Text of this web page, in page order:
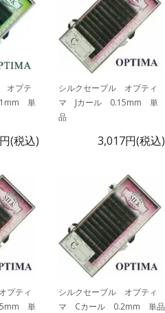
オプテ
単
(税込)
シルクセーブル オプティ
マ Jカール 0.15mm 単
品
3,017円(税込)
プティ
単
シルクセーブル オプティ
マ Cカール 0.2mm 単品